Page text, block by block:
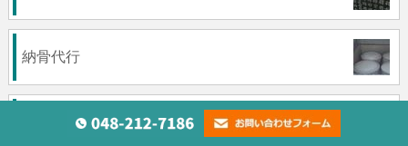
納骨代行
永代供養墓（合祀）